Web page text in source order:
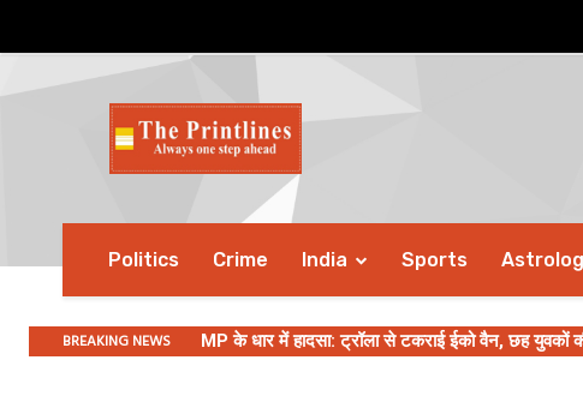
Politics Crime India Sports
BREAKING NEWS MP के धार में हादसा: ट्रॉला से टकराई ईको वैन, छह युवकों
‘हेड कोच, चयनकर्ता और कप्तान ही करेंगे फैसला’,